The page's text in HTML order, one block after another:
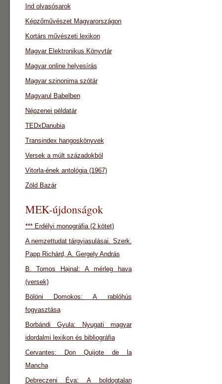
Ind olvasósarok
Képzőművészet Magyarországon
Kortárs művészeti lexikon
Magyar Elektronikus Könyvtár
Magyar online helyesírás
Magyar szinonima szótár
Magyarul Babelben
Népzenei példatár
TEDxDanubia
Transindex hangoskönyvek
Versek a múlt századokból
Vitorla-ének antológia (1967)
Zöld Bazár
MEK-újdonságok
*** Erdélyi monográfia (2 kötet)
A nemzettudat tárgyiasulásai. Szerk.
Papp Richárd, A. Gergely András
B. Tomos Hajnal: A mérleg hava
(versek)
Bölöni Domokos: A rablóhús
fogyasztása
Borbándi Gyula: Nyugati magyar
idordalmi lexikon és bibliográfia
Cervantes: Don Quijote de la
Mancha
Debreczeni Éva: A boldogtalan